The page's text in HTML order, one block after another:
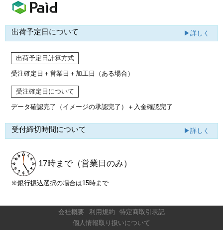
出荷予定日について ▶詳しく
出荷予定日計算方式
受注確定日＋営業日＋加工日（ある場合）
受注確定日について
データ確認完了（イメージの承認完了） ＋入金確認完了
受付締切時間について ▶詳しく
17時まで （営業日のみ）
※銀行振込選択の場合は15時まで
会社概要 利用規約
特定商取引表記
個人情報取り扱いについて